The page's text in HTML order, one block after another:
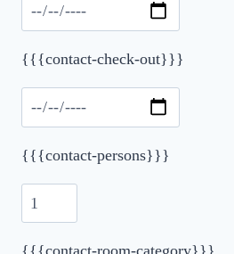
{{{contact-check-out}}}
{{{contact-persons}}}
{{{contact-room-category}}}